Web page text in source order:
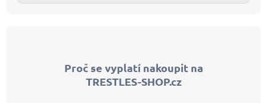
Proč se vyplatí nakoupit na
TRESTLES-SHOP.cz